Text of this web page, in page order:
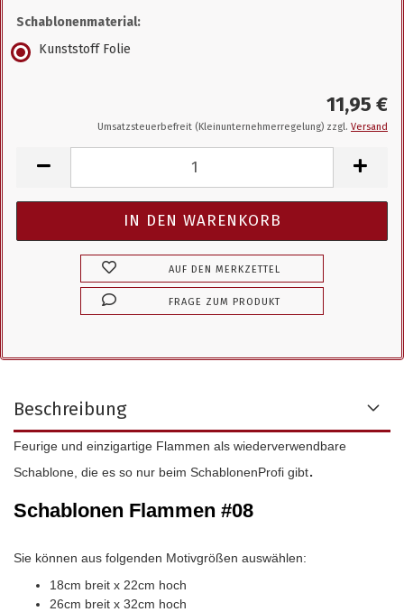
Schablonenmaterial:
Kunststoff Folie
11,95 €
Umsatzsteuerbefreit (Kleinunternehmerregelung) zzgl. Versand
AUF DEN MERKZETTEL
FRAGE ZUM PRODUKT
Beschreibung
Feurige und einzigartige Flammen als wiederverwendbare
Schablone, die es so nur beim SchablonenProfi gibt.
Schablonen Flammen #08
Sie können aus folgenden Motivgrößen auswählen:
18cm breit x 22cm hoch
26cm breit x 32cm hoch